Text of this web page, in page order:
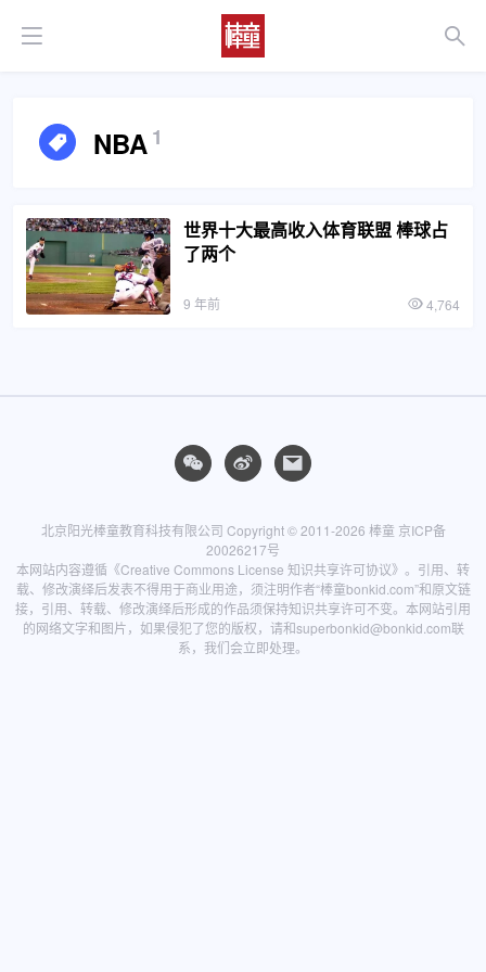
NBA1
世界十大最高收入体育联盟 棒球占
了两个
9 年前 4,764
北京阳光棒童教育科技有限公司 Copyright © 2011-2026 棒童 京ICP备
20026217号
本网站内容遵循 《Creative Commons License 知识共享许可协议》 。引用、转
载、修改演绎后发表不得用于商业用途，须注明作者“棒童bonkid.com”和原文链
接，引用、转载、修改演绎后形成的作品须保持知识共享许可不变。本网站引用
的网络文字和图片，如果侵犯了您的版权，请和superbonkid@bonkid.com联
系，我们会立即处理。